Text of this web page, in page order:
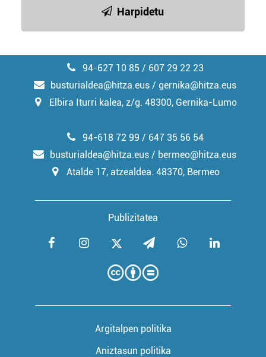
Harpidetu
94-627 10 85 / 607 29 22 23
busturialdea@hitza.eus / gernika@hitza.eus
Elbira Iturri kalea, z/g. 48300, Gernika-Lumo
Publizitatea
94-618 72 99 / 647 35 56 54
busturialdea@hitza.eus / bermeo@hitza.eus
Atalde 17, atzealdea. 48370, Bermeo
Argitalpen politika
Aniztasun politika